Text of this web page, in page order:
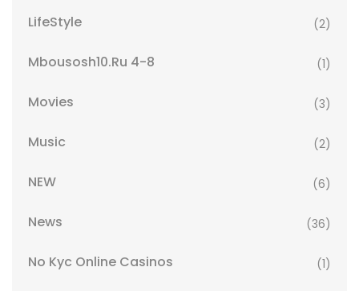
LifeStyle (2)
Mbousosh10.ru 4-8 (1)
Movies (3)
Music (2)
NEW (6)
News (36)
No Kyc Online Casinos (1)